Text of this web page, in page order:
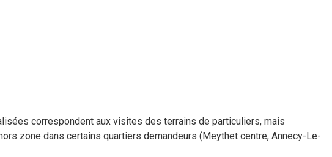
correspondent aux visites des terrains de particuliers, mais
zone dans certains quartiers demandeurs (Meythet centre, Annecy-Le-